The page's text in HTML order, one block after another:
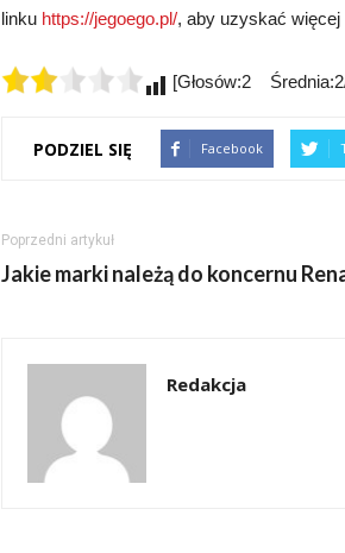
linku https://jegoego.pl/, aby uzyskać więcej
[Głosów:2
PODZIEL SIĘ Facebook
Poprzedni artykuł
Jakie marki należą do koncernu
Redakcja